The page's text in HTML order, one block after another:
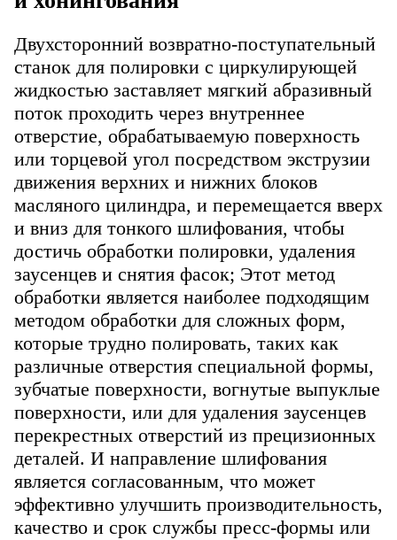
Двухсторонний возвратно-поступательный
станок для полировки с циркулирующей
жидкостью заставляет мягкий абразивный
поток проходить через внутреннее
отверстие, обрабатываемую поверхность
или торцевой угол посредством экструзии
движения верхних и нижних блоков
масляного цилиндра, и перемещается вверх
и вниз для тонкого шлифования, чтобы
достичь обработки полировки, удаления
заусенцев и снятия фасок; Этот метод
обработки является наиболее подходящим
методом обработки для сложных форм,
которые трудно полировать, таких как
различные отверстия специальной формы,
зубчатые поверхности, вогнутые выпуклые
поверхности, или для удаления заусенцев
перекрестных отверстий из прецизионных
деталей. И направление шлифования
является согласованным, что может
эффективно улучшить производительность,
качество и срок службы пресс-формы или